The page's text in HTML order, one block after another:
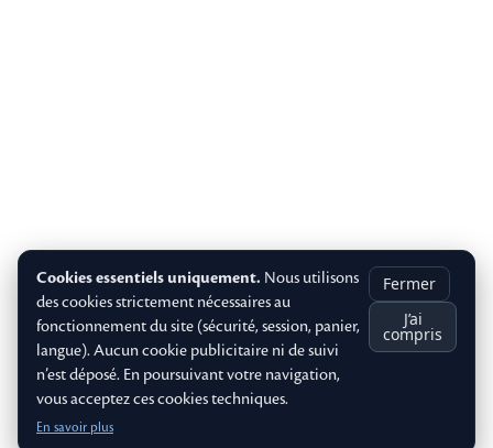
Cookies essentiels uniquement. Nous utilisons
des cookies strictement nécessaires au
fonctionnement du site (sécurité, session, panier,
langue). Aucun cookie publicitaire ni de suivi
n’est déposé. En poursuivant votre navigation,
vous acceptez ces cookies techniques.
En savoir plus
Fermer
J’ai
compris